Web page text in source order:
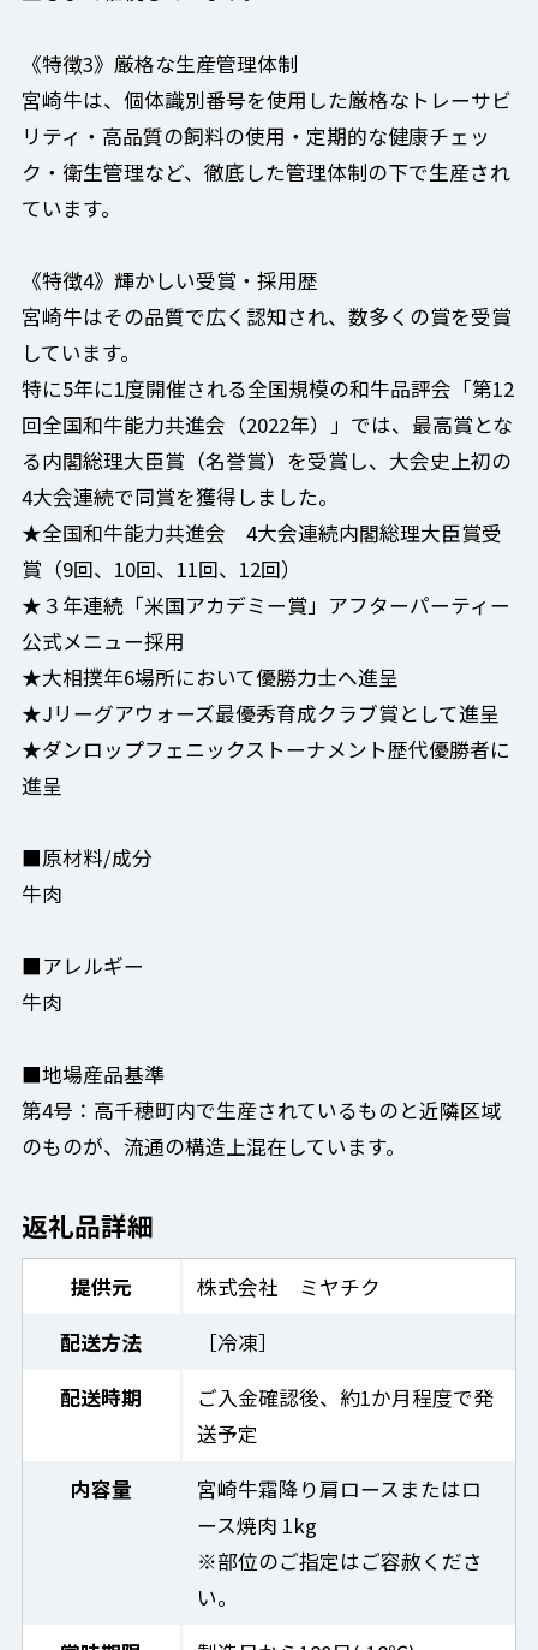
《特徴3》厳格な生産管理体制
宮崎牛は、個体識別番号を使用した厳格なトレーサビ
リティ・高品質の飼料の使用・定期的な健康チェッ
ク・衛生管理など、徹底した管理体制の下で生産され
ています。
《特徴4》輝かしい受賞・採用歴
宮崎牛はその品質で広く認知され、数多くの賞を受賞
しています。
特に5年に1度開催される全国規模の和牛品評会「第12
回全国和牛能力共進会（2022年）」では、最高賞とな
る内閣総理大臣賞（名誉賞）を受賞し、大会史上初の
4大会連続で同賞を獲得しました。
★全国和牛能力共進会 4大会連続内閣総理大臣賞受
賞（9回、10回、11回、12回）
★３年連続「米国アカデミー賞」アフターパーティー
公式メニュー採用
★大相撲年6場所において優勝力士へ進呈
★Jリーグアウォーズ最優秀育成クラブ賞として進呈
★ダンロップフェニックストーナメント歴代優勝者に
進呈
■原材料/成分
牛肉
■アレルギー
牛肉
■地場産品基準
第4号：高千穂町内で生産されているものと近隣区域
のものが、流通の構造上混在しています。
返礼品詳細
提供元
株式会社 ミヤチク
配送方法
［冷凍］
配送時期
ご入金確認後、約1か月程度で発
送予定
内容量
宮崎牛霜降り肩ロースまたはロ
ース焼肉 1kg
※部位のご指定はご容赦くださ
い。